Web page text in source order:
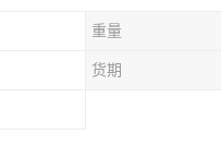
重量
货期